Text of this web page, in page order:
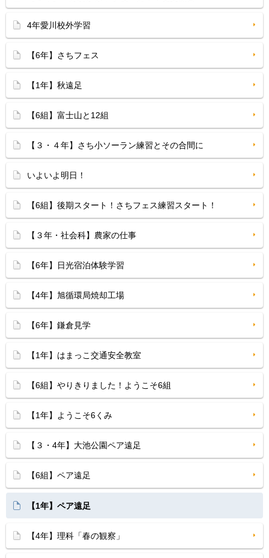
4年愛川校外学習
【6年】さちフェス
【1年】秋遠足
【6組】富士山と12組
【３・４年】さち小ソーラン練習とその合間に
いよいよ明日！
【6組】後期スタート！さちフェス練習スタート！
【３年・社会科】農家の仕事
【6年】日光宿泊体験学習
【4年】旭循環局焼却工場
【6年】鎌倉見学
【1年】はまっこ交通安全教室
【6組】やりきりました！ようこそ6組
【1年】ようこそ6くみ
【３・4年】大池公園ペア遠足
【6組】ペア遠足
【1年】ペア遠足
【4年】理科「春の観察」